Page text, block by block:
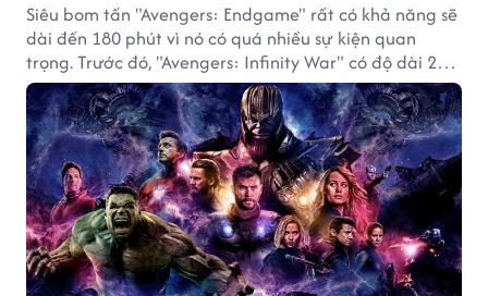
Siêu bom tấn "Avengers: Endgame" rất có khả năng sẽ
dài đến 180 phút vì nó có quá nhiều sự kiện quan
trọng. Trước đó, "Avengers: Infinity War" có độ dài 2
tiếng 29 phút.